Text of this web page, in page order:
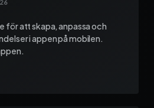
att skapa, anpassa och
i appen på mobilen.